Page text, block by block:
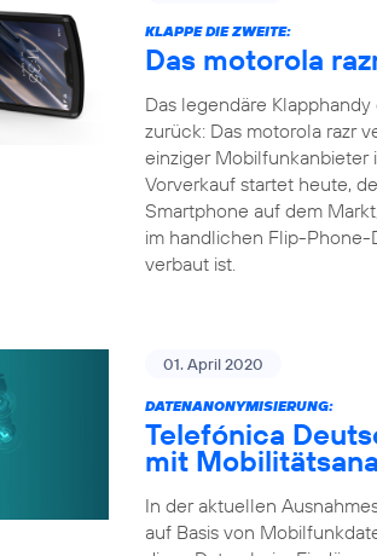
KLAPPE DIE ZWEITE:
Das motorola
Das legendäre
zurück: Das motorola razr
einziger
Vorverkauf startet heute,
Smartphone auf dem
im handlichen Flip-Phone-
verbaut ist.
01. April 2020
DATENANONYMISIERUNG:
Telefónica
mit
In der aktuellen
auf Basis von